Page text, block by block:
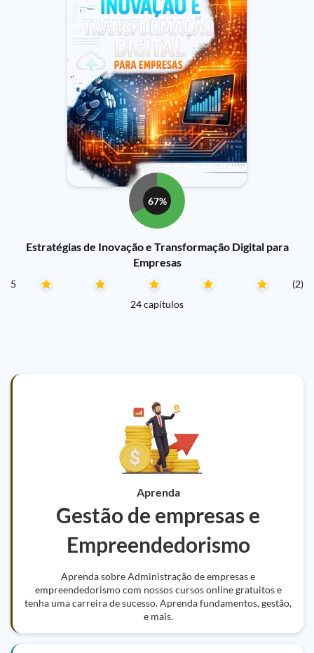
67%
Estratégias de Inovação e Transformação Digital para
Empresas
5
(2)
24 capítulos
Aprenda
Gestão de empresas e
Empreendedorismo
Aprenda sobre Administração de empresas e
empreendedorismo com nossos cursos online gratuitos e
tenha uma carreira de sucesso. Aprenda fundamentos, gestão,
e mais.